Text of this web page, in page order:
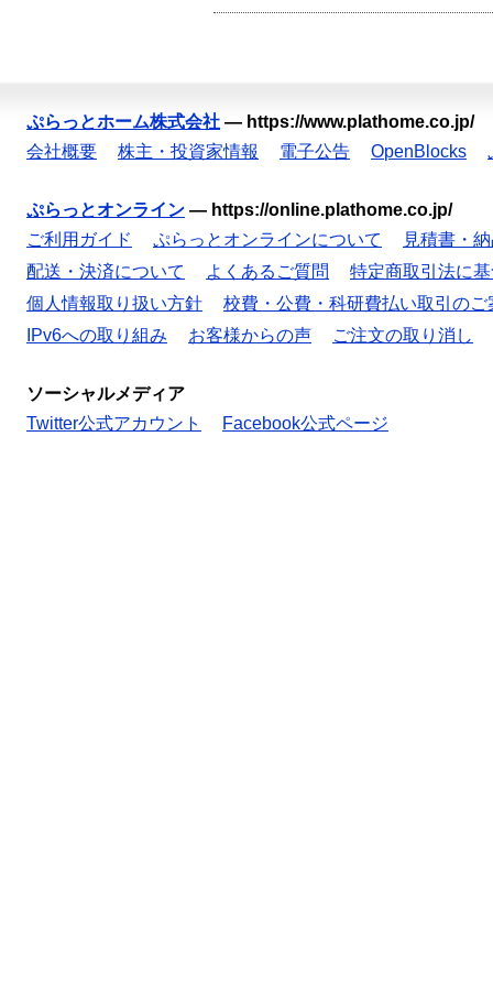
ぷらっとホーム株式会社 — https://www.plathome.co.jp/
会社概要
株主・投資家情報 電子公告 OpenBlocks
ぷらっとオンライン — https://online.plathome.co.jp/
ご利用ガイド
ぷらっとオンラインについて
見積書・
配送・決済について
よくあるご質問
特定商取引法に
個人情報取り扱い方針
校費・公費・科研費払い取引のご
IPv6への取り組み
お客様からの声 ご注文の取り消し
ソーシャルメディア
Twitter公式アカウント
Facebook公式ページ